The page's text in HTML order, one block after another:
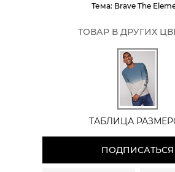
Тема: Brave The
ТОВАР В ДРУГИХ
ТАБЛИЦА
ПОДПИСАТЬСЯ